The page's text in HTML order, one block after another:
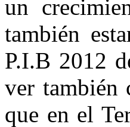
un
también
P.I.B 2012
ver también
que en el